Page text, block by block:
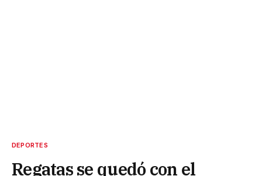
DEPORTES
Regatas se quedó con el